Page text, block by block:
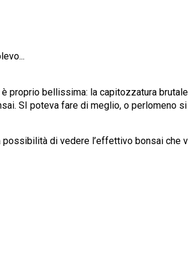
proprio bellissima: la capitozzatura
SI poteva fare di meglio, o perlomeno
di vedere l’effettivo bonsai che